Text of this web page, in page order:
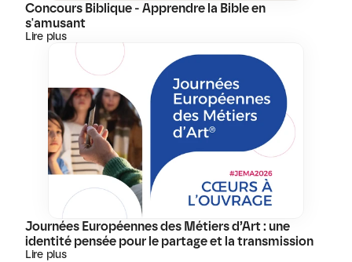
Concours Biblique - Apprendre la Bible en
s'amusant
Lire plus
Journées Européennes des Métiers d’Art : une
identité pensée pour le partage et la transmission
Lire plus